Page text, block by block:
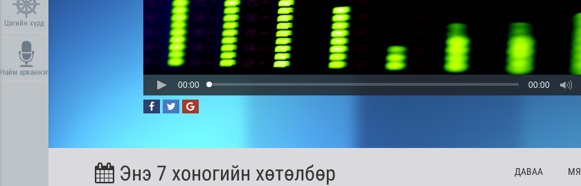
Цагийн хүрд
Найм арваннэг
00:00 00:00
Энэ 7 хоногийн хөтөлбөр ДАВАА МЯ